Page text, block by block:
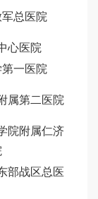
总医院
心医院
一医院
属第二医院
院附属仁济
部战区总医